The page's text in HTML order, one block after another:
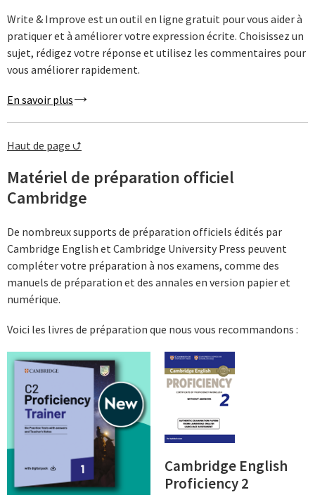
Write & Improve est un outil en ligne gratuit pour vous aider à
pratiquer et à améliorer votre expression écrite. Choisissez un
sujet, rédigez votre réponse et utilisez les commentaires pour
vous améliorer rapidement.
En savoir plus
Haut de page ⮍
Matériel de préparation officiel
Cambridge
De nombreux supports de préparation officiels édités par
Cambridge English et Cambridge University Press peuvent
compléter votre préparation à nos examens, comme des
manuels de préparation et des annales en version papier et
numérique.
Voici les livres de préparation que nous vous recommandons :
Cambridge English
Proficiency 2